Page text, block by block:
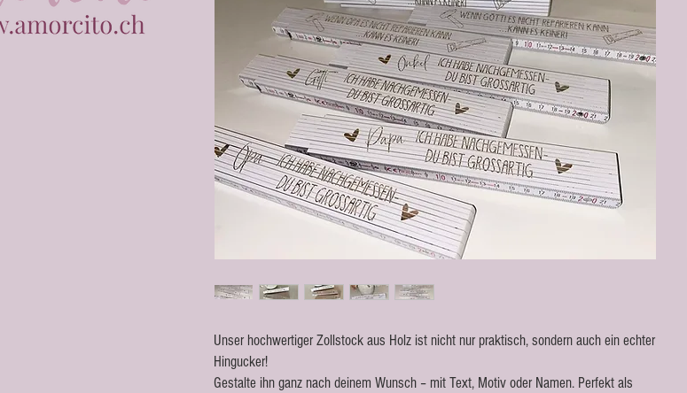
Unser hochwertiger Zollstock aus Holz ist nicht nur praktisch, sondern auch ein echter
Hingucker!
Gestalte ihn ganz nach deinem Wunsch – mit Text, Motiv oder Namen. Perfekt als